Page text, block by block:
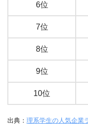
6位
7位
8位
9位
10位
出典： 理系学生の人気企業